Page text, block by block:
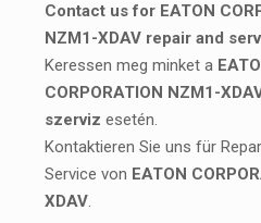
Contact us for EATON
NZM1-XDAV repair and
Keressen meg minket a
CORPORATION NZM1-
szerviz esetén.
Kontaktieren Sie uns für
Service von EATON
XDAV.